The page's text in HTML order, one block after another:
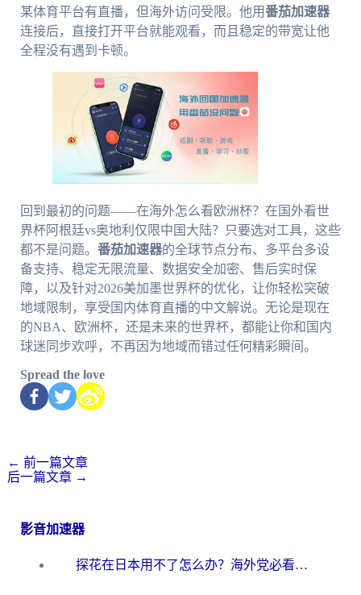
某体育平台有直播，但海外访问受限。他用番茄加速器
连接后，直接打开平台就能观看，而且稳定的带宽让他
全程没有遇到卡顿。
回到最初的问题——在海外怎么看欧洲杯？在国外看世
界杯阿根廷vs奥地利仅限中国大陆？只要选对工具，这些
都不是问题。 番茄加速器的全球节点分布、多平台多设
备支持、稳定无限流量、数据安全加密、售后实时保
障，以及针对2026美加墨世界杯的优化，让你轻松突破
地域限制，享受国内体育直播的中文解说。无论是现在
的NBA、欧洲杯，还是未来的世界杯，都能让你和国内
球迷同步欢呼，不再因为地域而错过任何精彩瞬间。
Spread the love
← 前一篇文章
后一篇文章 →
影音加速器
探花在日本用不了怎么办？海外党必看的回国加速解决方案（附多场景实测）